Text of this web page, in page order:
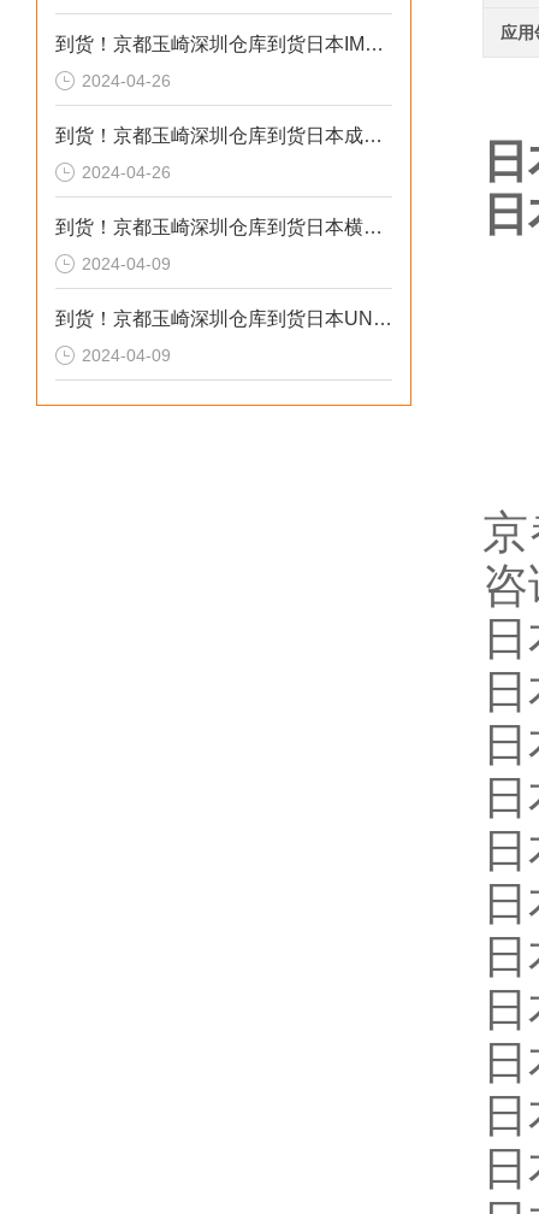
到货！京都玉崎深圳仓库到货日本IMADA 推拉力计 DST-20N
2024-04-26
到货！京都玉崎深圳仓库到货日本成茂锻针仪MF2
2024-04-26
到货！京都玉崎深圳仓库到货日本横河 电导率仪传感器 SC8SG-R31-T-305-P1-A
2024-04-09
到货！京都玉崎深圳仓库到货日本UNITTA音波式皮带张力计U-550替换U-508
2024-04-09
应用